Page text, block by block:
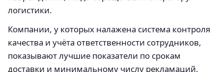
логистики.
Компании, у которых налажена система контроля
качества и учёта ответственности сотрудников,
показывают лучшие показатели по срокам
доставки и минимальному числу рекламаций.